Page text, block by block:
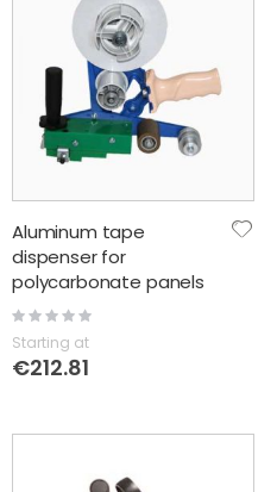
Aluminum tape
dispenser for
polycarbonate panels
Rating:
0%
Starting at
€212.81